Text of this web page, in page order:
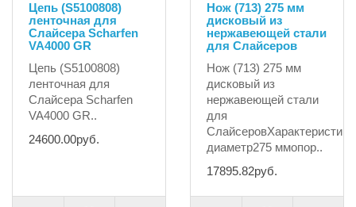
Цепь (S5100808)
ленточная для
Слайсера Scharfen
VA4000 GR
Цепь (S5100808)
ленточная для
Слайсера Scharfen
VA4000 GR..
24600.00руб.
Нож (713) 275 мм
дисковый из
нержавеющей стали
для Слайсеров
Нож (713) 275 мм
дисковый из
нержавеющей стали
для
диаметр275 ммопор..
17895.82руб.